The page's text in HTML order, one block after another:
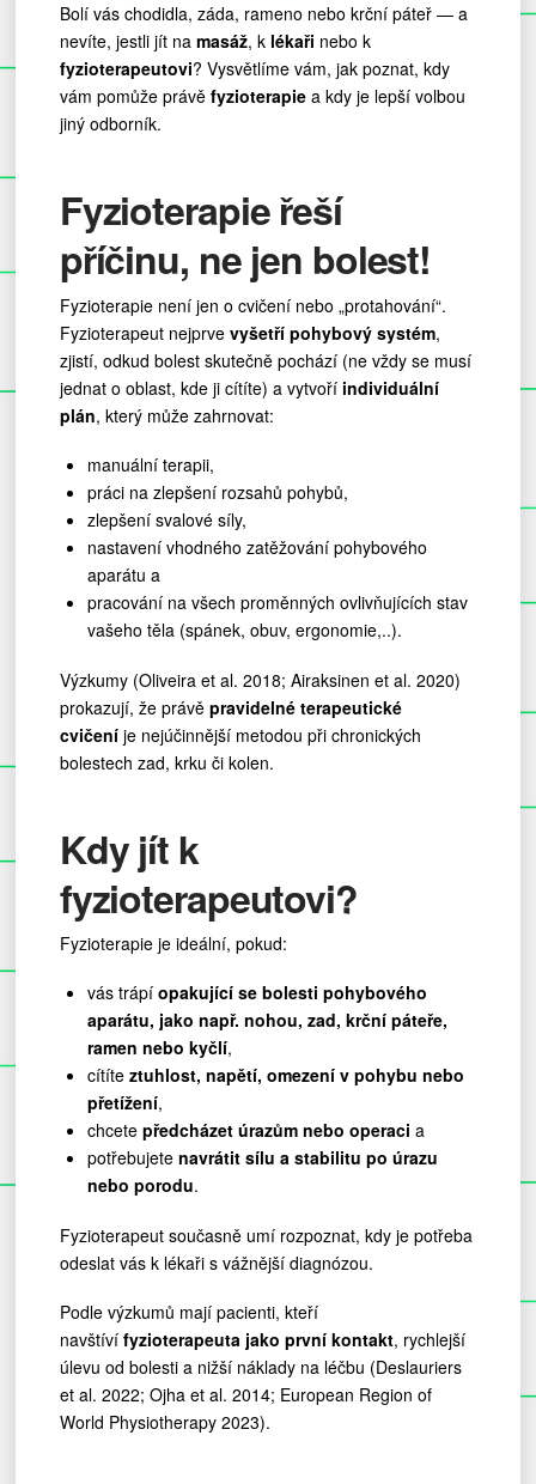
Bolí vás chodidla, záda, rameno nebo krční páteř — a
nevíte, jestli jít na masáž, k lékaři nebo k
fyzioterapeutovi? Vysvětlíme vám, jak poznat, kdy
vám pomůže právě fyzioterapiea kdy je lepší volbou
jiný odborník.
Fyzioterapie řeší
příčinu, ne jen bolest!
Fyzioterapie není jen o cvičení nebo „protahování“.
Fyzioterapeut nejprve vyšetří pohybový systém,
zjistí, odkud bolest skutečně pochází (ne vždy se musí
jednat o oblast, kde ji cítíte) a vytvoří individuální
plán, který může zahrnovat:
manuální terapii,
práci na zlepšení rozsahů pohybů,
zlepšení svalové síly,
nastavení vhodného zatěžování pohybového
aparátu a
pracování na všech proměnných ovlivňujících stav
vašeho těla (spánek, obuv, ergonomie,..).
Výzkumy (Oliveira et al. 2018; Airaksinen et al. 2020)
prokazují, že právě pravidelné terapeutické
cvičeníje nejúčinnější metodou při chronických
bolestech zad, krku či kolen.
Kdy jít k
fyzioterapeutovi?
Fyzioterapie je ideální, pokud:
vás trápí opakující se bolesti pohybového
aparátu, jako např. nohou, zad, krční páteře,
ramen nebo kyčlí,
cítíte ztuhlost, napětí, omezení v pohybu nebo
přetížení,
chcete předcházet úrazům nebo operaci a
potřebujete navrátit sílu a stabilitu po úrazu
nebo porodu.
Fyzioterapeut současně umí rozpoznat, kdy je potřeba
odeslat vás k lékaři s vážnější diagnózou.
Podle výzkumů mají pacienti, kteří
navštíví fyzioterapeuta jako první kontakt, rychlejší
úlevu od bolesti a nižší náklady na léčbu (Deslauriers
et al. 2022; Ojha et al. 2014; European Region of
World Physiotherapy 2023).